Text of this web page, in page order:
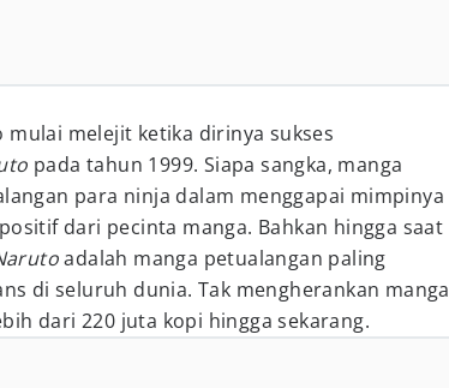
mulai melejit ketika dirinya sukses
pada tahun 1999. Siapa sangka, manga
para ninja dalam menggapai mimpinya
dari pecinta manga. Bahkan hingga saat
adalah manga petualangan paling
di seluruh dunia. Tak mengherankan manga
dari 220 juta kopi hingga sekarang.